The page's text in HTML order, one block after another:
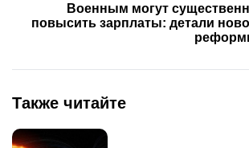
Военным могут
повысить зарплаты: детали
Также читайте